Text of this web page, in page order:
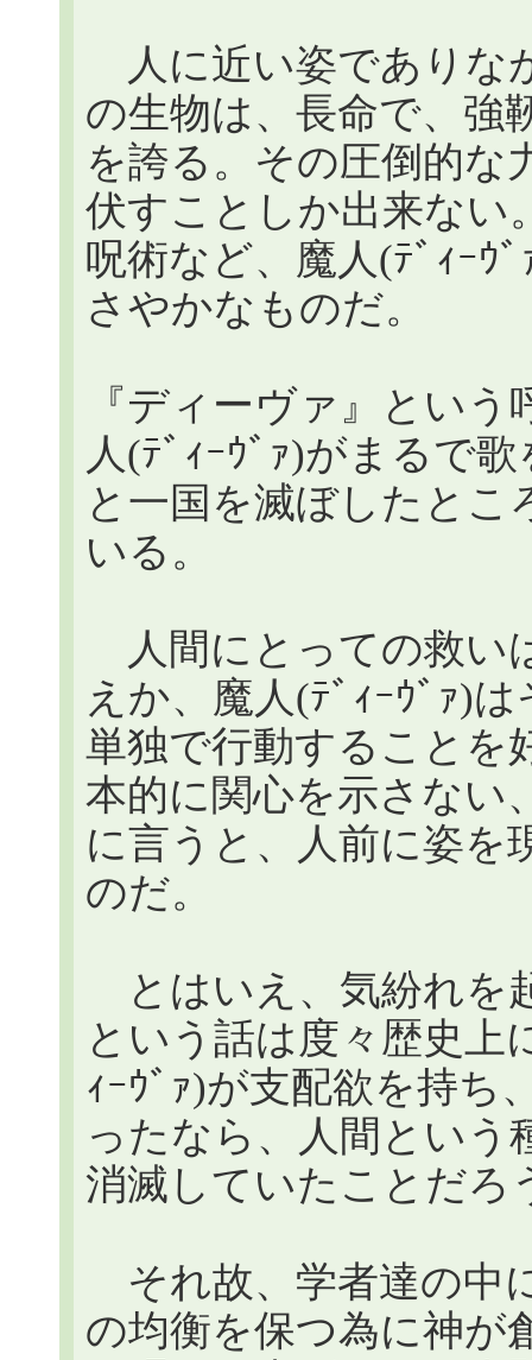
人に近い姿でありな
の生物は、長命で、強
を誇る。その圧倒的な
伏すことしか出来ない
呪術など、魔人(ﾃﾞｨｰｳ
さやかなものだ。
『ディーヴァ』とい
人(ﾃﾞｨｰｳﾞｧ)がまるで
と一国を滅ぼしたと
いる。
人間にとっての救い
えか、魔人(ﾃﾞｨｰｳﾞｧ)
単独で行動することを
本的に関心を示さない
に言うと、人前に姿を
のだ。
とはいえ、気紛れを
という話は度々歴史上
ｨｰｳﾞｧ)が支配欲を持ち
ったなら、人間という
消滅していたことだろ
それ故、学者達の中
の均衡を保つ為に神が